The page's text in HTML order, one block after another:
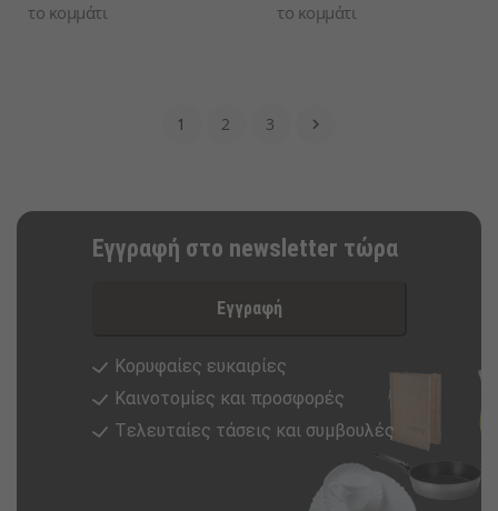
το κομμάτι το κομμάτι
1 2 3 
Εγγραφή στο newsletter τώρα
Εγγραφή
Κορυφαίες ευκαιρίες
Καινοτομίες και προσφορές
Tελευταίες τάσεις και συμβουλές